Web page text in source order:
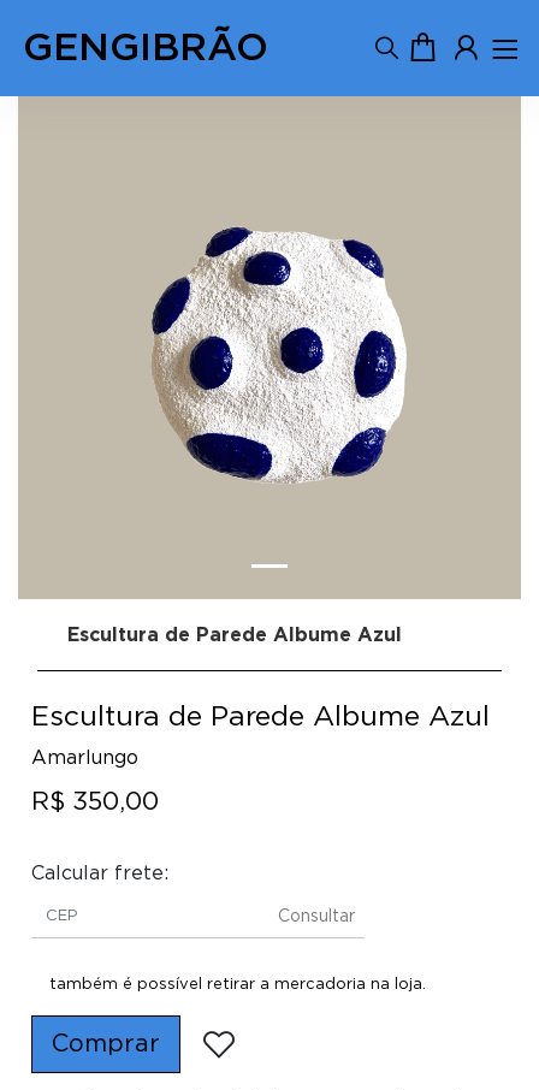
GENGIBRÃO
Escultura de Parede Albume Azul
Escultura de Parede Albume Azul
Amarlungo
R$ 350,00
Calcular frete:
Consultar
também é possível retirar a mercadoria na loja.
Comprar